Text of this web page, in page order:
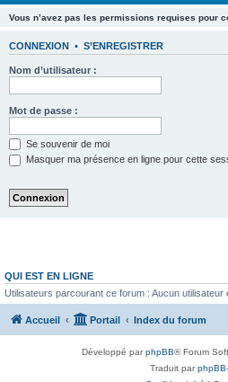
Vous n’avez pas les permissions requises pour
CONNEXION • S’ENREGISTRER
Nom d’utilisateur :
Mot de passe :
Se souvenir de moi
Masquer ma présence en ligne pour cette
QUI EST EN LIGNE
Utilisateurs parcourant ce forum : Aucun utilisateur
Accueil Portail Index du forum
Développé parphpBB® Forum
Traduit par